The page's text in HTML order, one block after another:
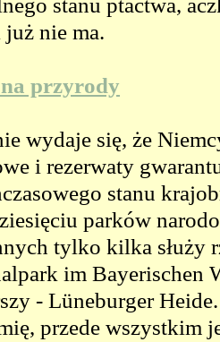
nie ma.
przyrody
wydaje się, że
i rezerwaty
stanu
parków
tylko kilka służy
im Bayerischen
- Lüneburger
przede wszystkim